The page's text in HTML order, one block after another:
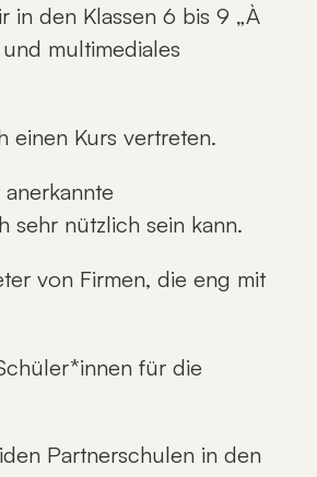
in den Klassen 6 bis 9 „À
multimediales
einen Kurs vertreten.
sehr nützlich sein kann.
von Firmen, die eng mit
für die
Partnerschulen in den